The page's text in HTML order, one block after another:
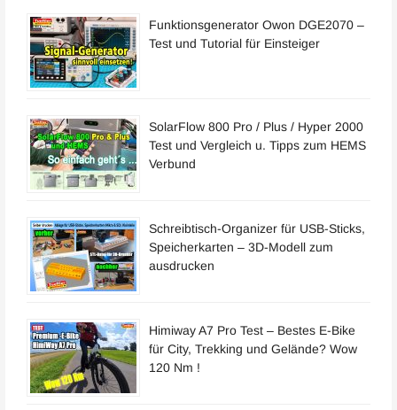
Funktionsgenerator Owon DGE2070 –
Test und Tutorial für Einsteiger
SolarFlow 800 Pro / Plus / Hyper 2000
Test und Vergleich u. Tipps zum HEMS
Verbund
Schreibtisch-Organizer für USB-Sticks,
Speicherkarten – 3D-Modell zum
ausdrucken
Himiway A7 Pro Test – Bestes E-Bike
für City, Trekking und Gelände? Wow
120 Nm !